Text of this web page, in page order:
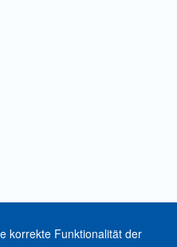
korrekte Funktionalität der